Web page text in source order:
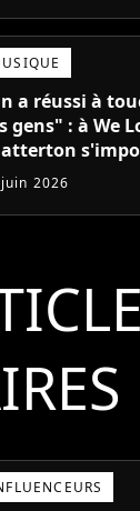
a réussi à
gens" : à We
rock
2026